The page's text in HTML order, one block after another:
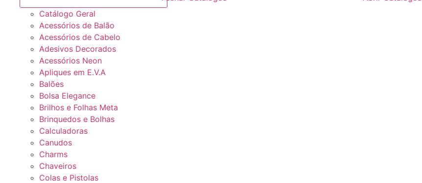
Catálogo Geral
Acessórios de Balão
Acessórios de Cabelo
Adesivos Decorados
Acessórios Neon
Apliques em E.V.A
Balões
Bolsa Elegance
Brilhos e Folhas Meta
Brinquedos e Bolhas
Calculadoras
Canudos
Charms
Chaveiros
Colas e Pistolas